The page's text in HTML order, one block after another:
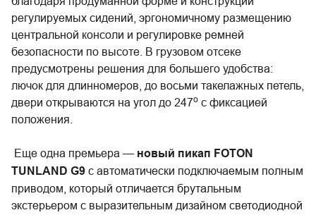
регулируемых сидений, эргономичному размещению
центральной консоли и регулировке ремней
безопасности по высоте. В грузовом отсеке
предусмотрены решения для большего удобства:
лючок для длинномеров, до восьми такелажных петель,
двери открываются на угол до 247о с фиксацией
положения.
Еще одна премьера — новый пикап FOTON
TUNLAND G9 с автоматически подключаемым полным
приводом, который отличается брутальным
экстерьером с выразительным дизайном светодиодной